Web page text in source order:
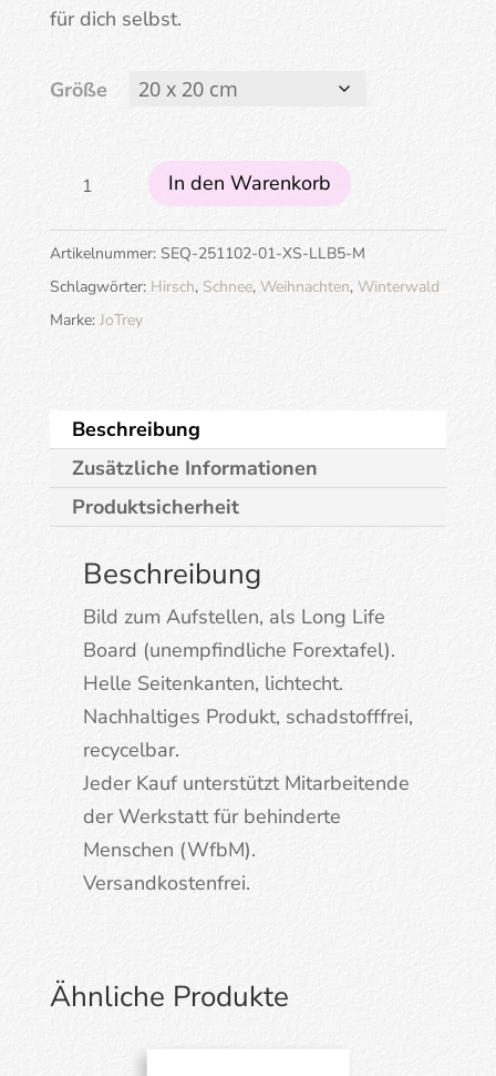
für dich selbst.
Größe
Fröhliche
Menge
In den Warenkorb
Artikelnummer: SEQ-251102-01-XS-LLB5-M
Schlagwörter: Hirsch, Schnee, Weihnachten, Winterwald
Marke: JoTrey
Beschreibung
Zusätzliche Informationen
Produktsicherheit
Beschreibung
Bild zum Aufstellen, als Long Life
Board (unempfindliche Forextafel).
Helle Seitenkanten, lichtecht.
Nachhaltiges Produkt, schadstofffrei,
recycelbar.
Jeder Kauf unterstützt Mitarbeitende
der Werkstatt für behinderte
Menschen (WfbM).
Versandkostenfrei.
Ähnliche Produkte